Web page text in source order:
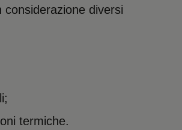
considerazione diversi
termiche.